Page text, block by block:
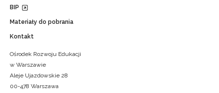
BIP
Materiały do pobrania
Kontakt
Ośrodek Rozwoju Edukacji
w Warszawie
Aleje Ujazdowskie 28
00-478 Warszawa